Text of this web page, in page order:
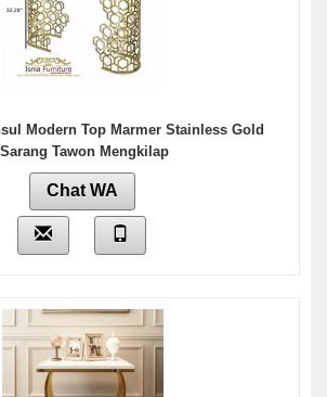
Modern Top Marmer Stainless Gold
Sarang Tawon Mengkilap
Chat WA